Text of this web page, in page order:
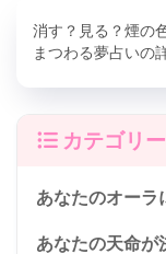
消す？見る？煙の
まつわる夢占いの
カテゴリー
あなたのオーラ
あなたの天命が